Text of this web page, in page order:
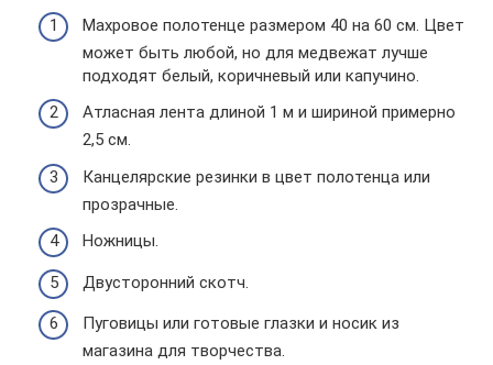
Махровое полотенце размером 40 на 60 см. Цвет
может быть любой, но для медвежат лучше
подходят белый, коричневый или капучино.
Атласная лента длиной 1 м и шириной примерно
2,5 см.
Канцелярские резинки в цвет полотенца или
прозрачные.
Ножницы.
Двусторонний скотч.
Пуговицы или готовые глазки и носик из
магазина для творчества.